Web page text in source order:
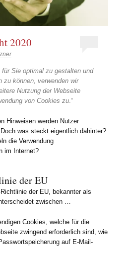
2020
für Sie optimal zu gestalten und
zu können, verwenden wir
Nutzung der Webseite
von Cookies zu .“
Hinweisen werden Nutzer
was steckt eigentlich dahinter?
die Verwendung
im Internet?
der EU
der EU, bekannter als
zwischen …
Cookies, welche für die
zwingend erforderlich sind, wie
auf E-Mail-